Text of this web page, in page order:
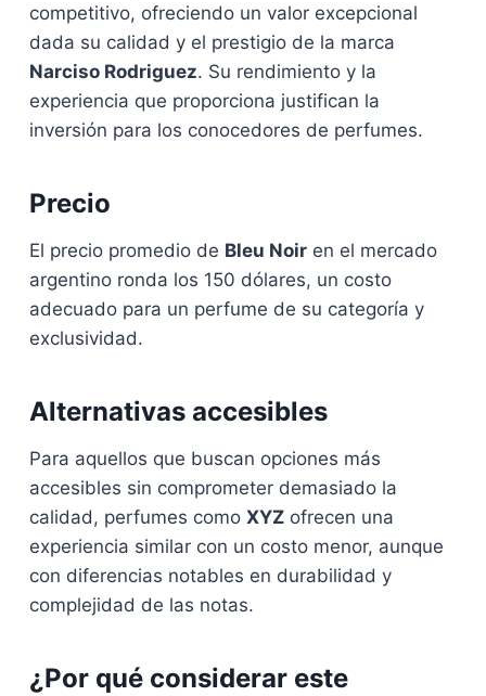
competitivo, ofreciendo un valor excepcional
dada su calidad y el prestigio de la marca
Narciso Rodriguez. Su rendimiento y la
experiencia que proporciona justifican la
inversión para los conocedores de perfumes.
Precio
El precio promedio de Bleu Noir en el mercado
argentino ronda los 150 dólares, un costo
adecuado para un perfume de su categoría y
exclusividad.
Alternativas accesibles
Para aquellos que buscan opciones más
accesibles sin comprometer demasiado la
calidad, perfumes como XYZ ofrecen una
experiencia similar con un costo menor, aunque
con diferencias notables en durabilidad y
complejidad de las notas.
¿Por qué considerar este